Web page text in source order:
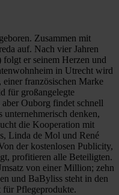
Zusammen mit
auf. Nach vier Jahren
er seinem Herzen und
in Utrecht wird
französischen Marke
für großangelegte
Ouborg findet schnell
unternehmerisch denken,
die Kooperation mit
Linda de Mol und René
der kostenlosen Publicity,
profitieren alle Beteiligten.
von einer Million; zehn
und BaByliss steht in den
für Pflegeprodukte.